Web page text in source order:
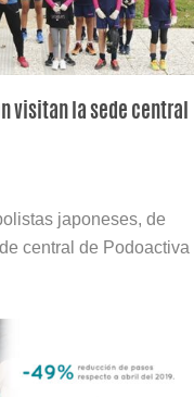
visitan la sede central
japoneses, de
central de Podoactiva